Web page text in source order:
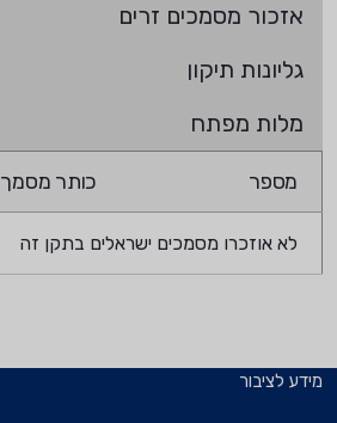
אזכור מסמכים זרים
גליונות תיקון
מלות מפתח
מספר כותר מסמך
לא אוזכרו מסמכים ישראלים בתקן זה
מידע לציבור